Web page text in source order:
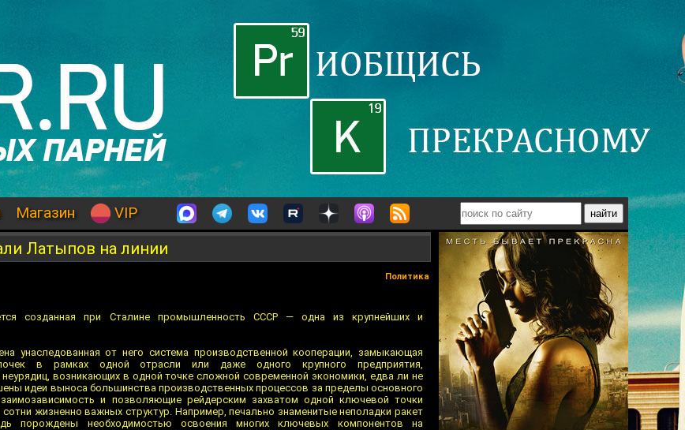
Магазин VIP
Латыпов на линии
Политика
созданная при Сталине промышленность СССР — одна из крупнейших и
унаследованная от него система производственной кооперации, замыкающая
в рамках одной отрасли или даже одного крупного предприятия,
возникающих в одной точке сложной современной экономики, едва ли не
идеи выноса большинства производственных процессов за пределы основного
и позволяющие рейдерским захватом одной ключевой точки
жизненно важных структур. Например, печально знаменитые неполадки ракет
порождены необходимостью освоения многих ключевых компонентов на